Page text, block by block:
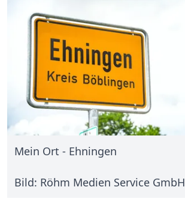
Mein Ort - Ehningen
Bild: Röhm Medien Service GmbH